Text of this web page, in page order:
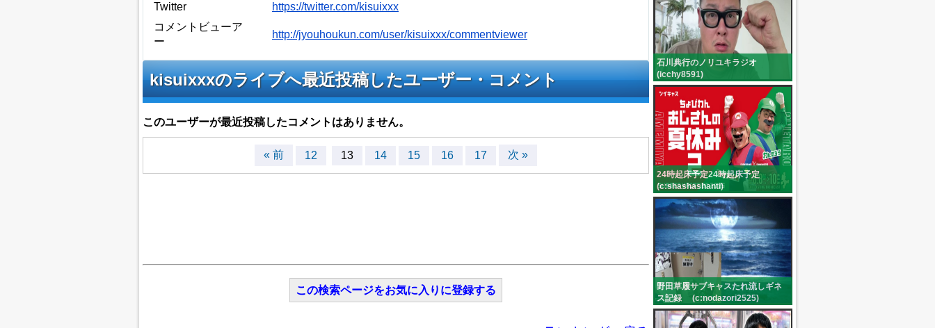
Twitter
https://twitter.com/kisuixxx
コメントビューア
ー
http://jyouhoukun.com/user/kisuixxx/commentviewer
kisuixxxのライブへ最近投稿したユーザー・コメント
このユーザーが最近投稿したコメントはありません。
« 前 12 13 14 15 16 17 次 »
この検索ページをお気に入りに登録する
石川典行のノリユキラジオ
(icchy8591)
24時起床予定24時起床予定
(c:shashashanti)
野田草履サブキャスたれ流しギネ
ス記録 (c:nodazori2525)